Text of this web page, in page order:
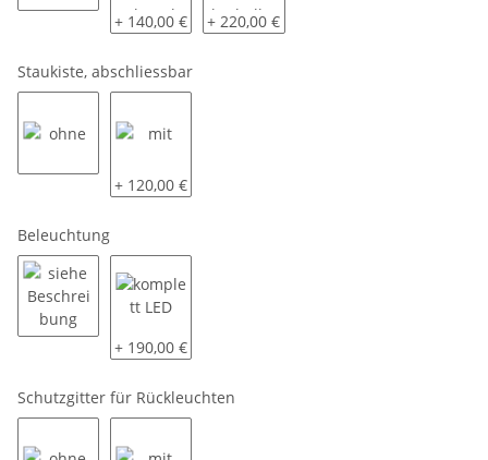
2 Klappbare Schwerlaststützen
+ 140,00 € 2 Klapp- und kurbelbare
+ 220,00 €
Staukiste, abschliessbar
mit
+ 120,00 €
Beleuchtung
siehe Beschreibung
komplett LED
+ 190,00 €
Schutzgitter für Rückleuchten